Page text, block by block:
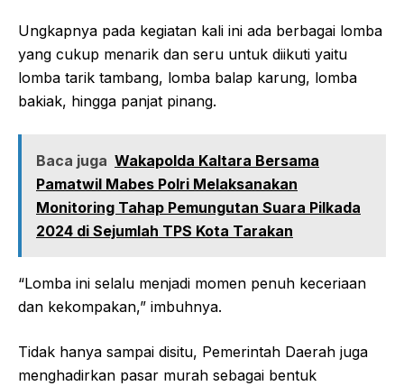
Ungkapnya pada kegiatan kali ini ada berbagai lomba
yang cukup menarik dan seru untuk diikuti yaitu
lomba tarik tambang, lomba balap karung, lomba
bakiak, hingga panjat pinang.
Baca juga Wakapolda Kaltara Bersama
Pamatwil Mabes Polri Melaksanakan
Monitoring Tahap Pemungutan Suara Pilkada
2024 di Sejumlah TPS Kota Tarakan
“Lomba ini selalu menjadi momen penuh keceriaan
dan kekompakan,” imbuhnya.
Tidak hanya sampai disitu, Pemerintah Daerah juga
menghadirkan pasar murah sebagai bentuk